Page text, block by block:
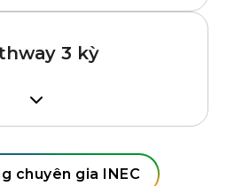
3 kỳ
chuyên gia INEC